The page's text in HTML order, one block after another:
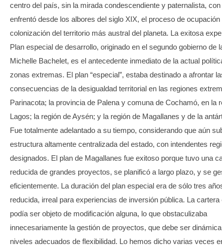
centro del país, sin la mirada condescendiente y paternalista,
enfrentó desde los albores del siglo XIX, el proceso de ocupación
colonización del territorio más austral del planeta. La exitosa
Plan especial de desarrollo, originado en el segundo gobierno de
Michelle Bachelet, es el antecedente inmediato de la actual
zonas extremas. El plan “especial”, estaba destinado a afrontar
consecuencias de la desigualdad territorial en las regiones
Parinacota; la provincia de Palena y comuna de Cochamó, en la
Lagos; la región de Aysén; y la región de Magallanes y de la
Fue totalmente adelantado a su tiempo, considerando que aún
estructura altamente centralizada del estado, con intendentes
designados. El plan de Magallanes fue exitoso porque tuvo una
reducida de grandes proyectos, se planificó a largo plazo, y se
eficientemente. La duración del plan especial era de sólo tres
reducida, irreal para experiencias de inversión pública. La cartera
podía ser objeto de modificación alguna, lo que obstaculizaba
innecesariamente la gestión de proyectos, que debe ser
niveles adecuados de flexibilidad. Lo hemos dicho varias veces